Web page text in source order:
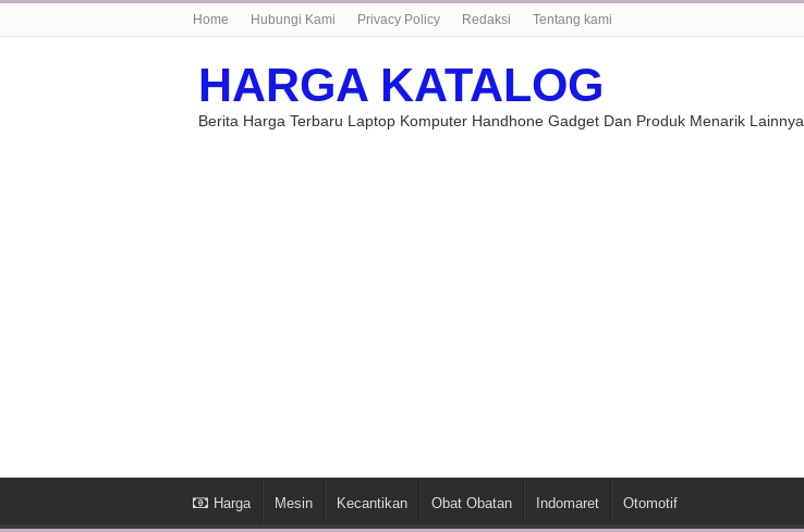
Home Hubungi Kami Privacy Policy Redaksi Tentang kami
HARGA KATALOG
Berita Harga Terbaru Laptop Komputer Handhone Gadget Dan Produk Menarik Lainnya
Harga Mesin Kecantikan Obat Obatan Indomaret Otomotif